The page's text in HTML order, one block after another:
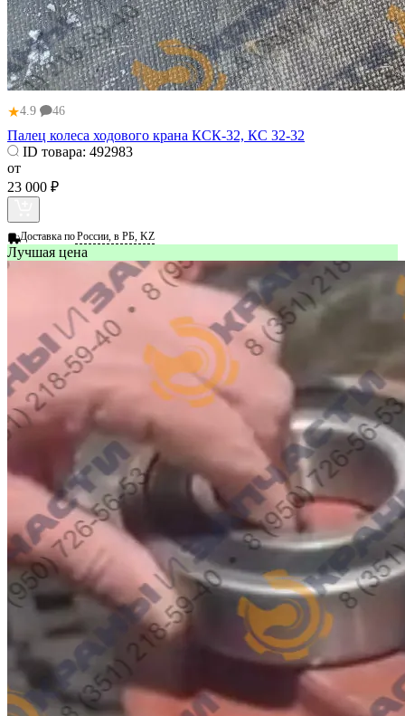
★4.9 46
Палец колеса ходового крана КСК-32, КС 32-32
ID товара: 492983
от
23 000 ₽
Доставка поРоссии, в РБ, KZ
Лучшая цена